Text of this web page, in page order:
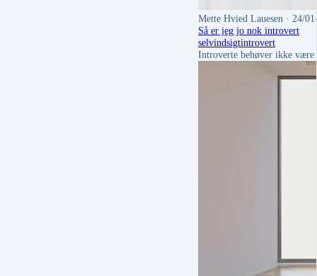
Mette Hvied Lauesen · 24/
Så er jeg jo nok introvert
selvindsigtintrovert
Introverte behøver ikke